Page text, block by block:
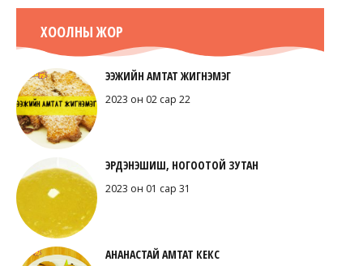
ХООЛНЫ ЖОР
ЭЭЖИЙН АМТАТ ЖИГНЭМЭГ
2023 он 02 сар 22
ЭРДЭНЭШИШ, НОГООТОЙ ЗУТАН
2023 он 01 сар 31
АНАНАСТАЙ АМТАТ КЕКС